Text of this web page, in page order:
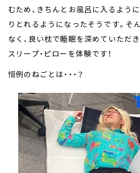
むため、きちんとお風呂に入るよう
りとれるようになったそうです。そ
なく、良い枕で睡眠を深めていただ
スリープ・ピローを体験です！
恒例のねごとは・・・？